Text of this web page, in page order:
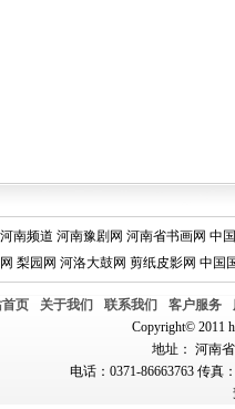
南频道 河南豫剧网 河南省书画网 中
梨园网 河洛大鼓网 剪纸皮影网 中国
首页 关于我们 联系我们 客户服务
Copyright© 2011
地址： 河南
电话：0371-86663763 传真